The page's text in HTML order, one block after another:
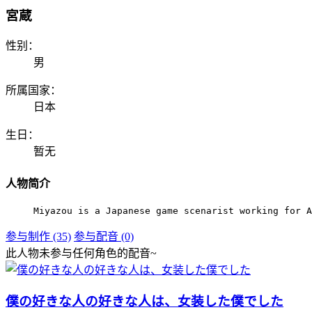
宮蔵
性别：
男
所属国家：
日本
生日：
暂无
人物简介
Miyazou is a Japanese game scenarist working for
参与制作 (35) 参与配音 (0)
此人物未参与任何角色的配音~
僕の好きな人の好きな人は、女装した僕でした